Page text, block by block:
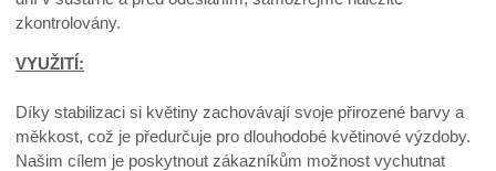
zkontrolovány.
VYUŽITÍ:
Díky stabilizaci si květiny zachovávají svoje přirozené barvy a
měkkost, což je předurčuje pro dlouhodobé květinové výzdoby.
Našim cílem je poskytnout zákazníkům možnost vychutnat